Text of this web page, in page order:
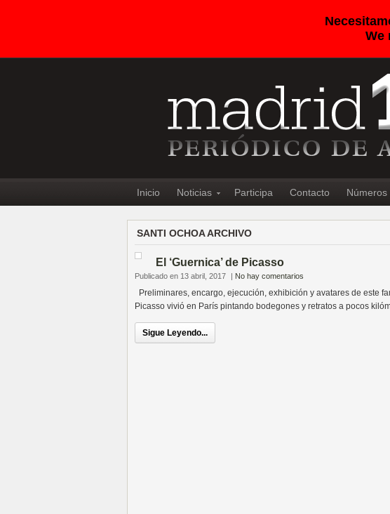
We
Inicio Noticias Participa Contacto
SANTI OCHOA ARCHIVO
El ‘Guernica’ de Picasso
Publicado en 13 abril, 2017 | No hay comentarios
Preliminares, encargo, ejecución, exhibición y avatares de este
Picasso vivió en París pintando bodegones y retratos a pocos
Sigue Leyendo...